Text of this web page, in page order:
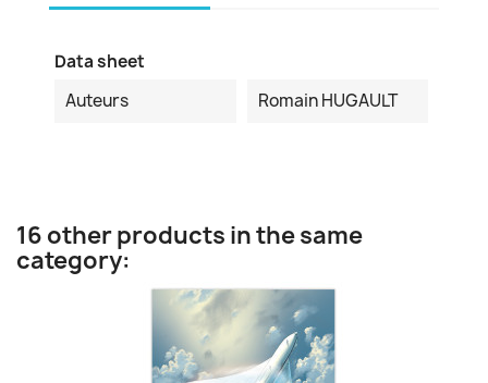
Data sheet
Auteurs
Romain HUGAULT
16 other products in the same
category: